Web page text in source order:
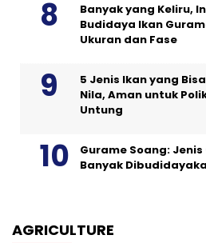
Banyak yang Keliru,
Budidaya Ikan
Ukuran dan Fase
5 Jenis Ikan yang
Nila, Aman untuk
Untung
Gurame Soang:
Banyak
AGRICULTURE